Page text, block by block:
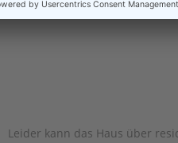
Leider kann das Haus über